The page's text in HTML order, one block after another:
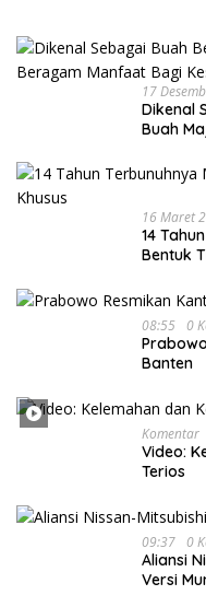
17
Dikenal
Buah
16 Maret
14
Bentuk
08:55 0
Banten
Komentar
Video:
Terios
09:37 0
Aliansi
Versi